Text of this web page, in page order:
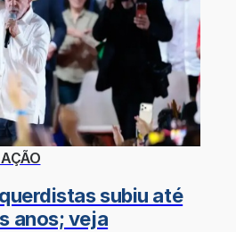
subiu até
anos; veja